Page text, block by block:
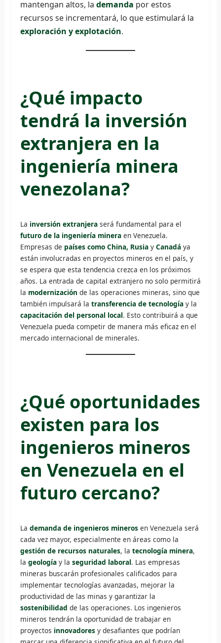
mantengan altos, la demanda por estos
recursos se incrementará, lo que estimulará la
exploración y explotación.
¿Qué impacto
tendrá la inversión
extranjera en la
ingeniería minera
venezolana?
La inversión extranjeraserá fundamental para el
futuro de la ingeniería mineraen Venezuela.
Empresas de países como China, Rusiay Canadáya
están involucradas en proyectos mineros en el país, y
se espera que esta tendencia crezca en los próximos
años. La entrada de capital extranjero no solo permitirá
la modernización de las operaciones mineras, sino que
también impulsará la transferencia de tecnologíay la
capacitación del personal local. Esto contribuirá a que
Venezuela pueda competir de manera más eficaz en el
mercado internacional de minerales.
¿Qué oportunidades
existen para los
ingenieros mineros
en Venezuela en el
futuro cercano?
La demanda de ingenieros minerosen Venezuela será
cada vez mayor, especialmente en áreas como la
gestión de recursos naturales, la tecnología minera,
la geologíay la seguridad laboral. Las empresas
mineras buscarán profesionales calificados para
implementar tecnologías avanzadas, mejorar la
productividad de las minas y garantizar la
sostenibilidad de las operaciones. Los ingenieros
mineros tendrán la oportunidad de trabajar en
proyectos innovadoresy desafiantes que podrían